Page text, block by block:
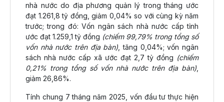
nhà nước do địa phương quản lý trong tháng ước
đạt 1.261,8 tỷ đồng, giảm 0,04% so với cùng kỳ năm
trước; trong đó: Vốn ngân sách nhà nước cấp tỉnh
ước đạt 1.259,1 tỷ đồng (chiếm 99,79% trong tổng số
vốn nhà nước trên địa bàn) , tăng 0,04%; vốn ngân
sách nhà nước cấp xã ước đạt 2,7 tỷ đồng (chiếm
0,21% trong tổng số vốn nhà nước trên địa bàn)
giảm 26,86%.
Tính chung 7 tháng năm 2025, vốn đầu tư thực hiện